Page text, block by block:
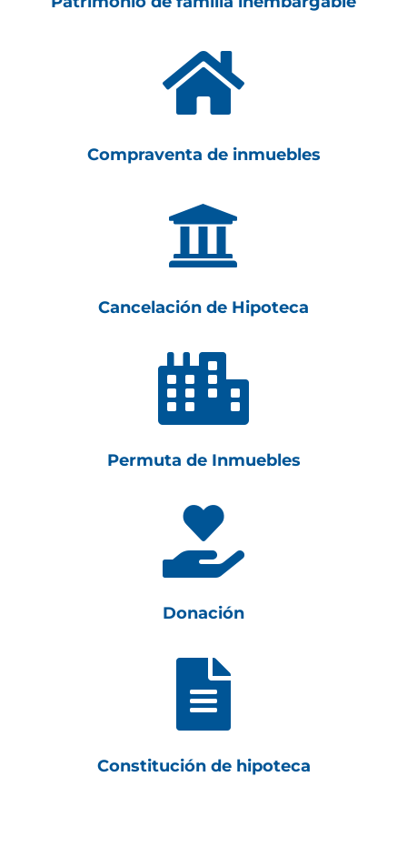

Compraventa de inmuebles

Cancelación de Hipoteca

Permuta de Inmuebles

Donación

Constitución de hipoteca